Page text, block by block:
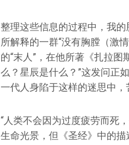
整理这些信息的过程中，我
所解释的一群“没有胸膛（激
的“末人”，在他所著《扎拉
么？星辰是什么？”这发问正
一代人身陷于这样的迷思中，
“人类不会因为过度疲劳而死
生命光景，但《圣经》中的描